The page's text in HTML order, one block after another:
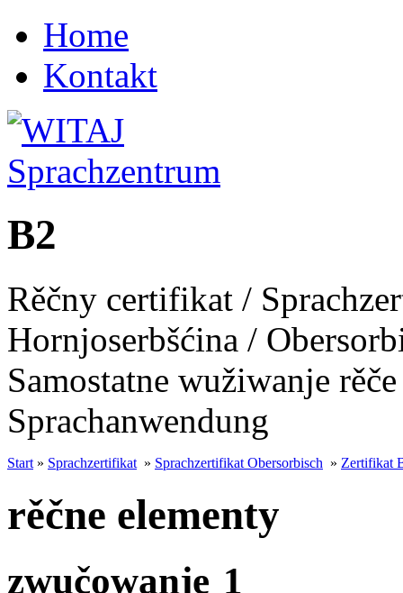
Home
Kontakt
B2
Rěčny certifikat /
Hornjoserbšćina /
Samostatne wužiwanje
Sprachanwendung
Start » Sprachzertifikat » Sprachzertifikat Obersorbisch » Zertifikat
rěčne elementy
zwučowanje 1